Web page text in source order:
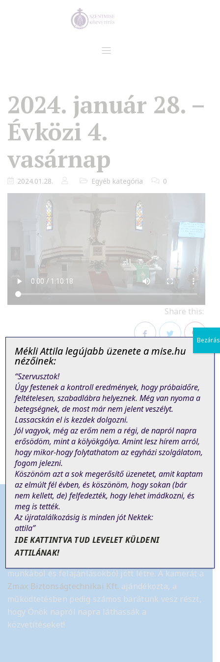
2024. január 28. –
Évközi 4.
vasárnap
2024.01.28. Egyéb kategória 0
Share this:
FacebookTwitterPinterest
PREVIOUS POST
Tájékoztató
munkából és felajánlásokból jött létre. A kamerát a
Zmax Biztonságtechnikai Kft. ajándékozta, a
működtetésben pedig számos barátunk vesz részt,
hogy Önök napról napra láthassák a
közvetítéseket!
Mékli Attila legújabb üzenete a mise.hu
nézőinek:
“Szervusztok!
Úgy festenek a kontroll eredmények, hogy próbaidőre,
feltételesen, szabadlábra helyeznek. Még van nyoma a
betegségnek, de most már nem jelent veszélyt.
Lassacskán el is kezdek dolgozni.
Jól vagyok, még az erőm nem a régi, de napról napra
erősödöm, mint a kölyökgólya. Amint lesz hírem arról,
hogy mikor-hogy folytathatom az egyházi szolgálatom,
fogom jelezni.
Köszönöm azt a sok megerősítő üzenetet, amit kaptam
az elmúlt fél évben, és köszönöm, hogy sokan (bár
nemkellett, de) felfedezték, hogy lehet imádkozni, és
meg is tették.
Az újratalálkozásig is minden jót Nektek:
attila”
IDE KATTINTVA TUD LEVELET KÜLDENI
ATTILÁNAK!
Bezárás